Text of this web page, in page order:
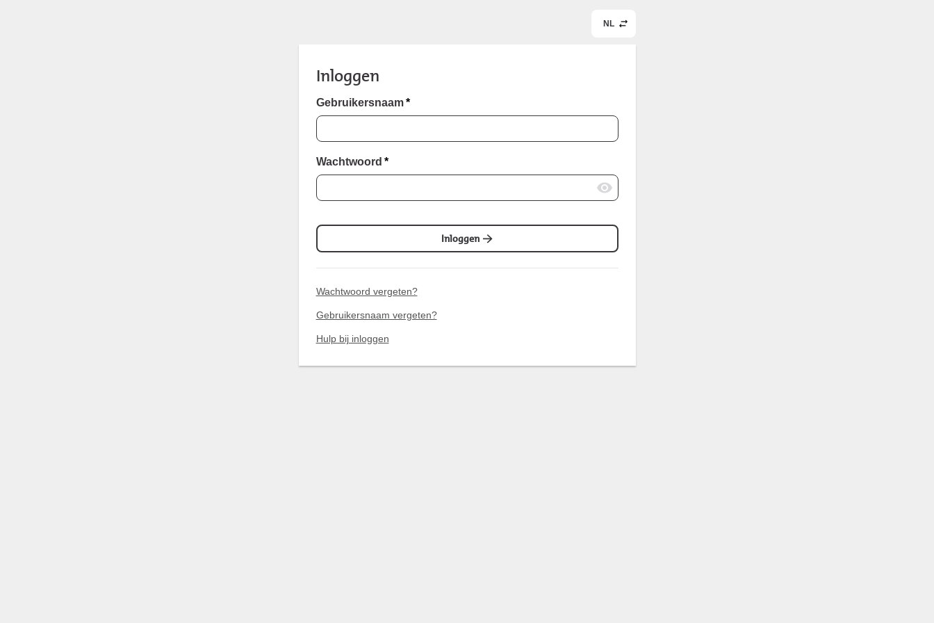
NL
Inloggen
Gebruikersnaam *
Wachtwoord *
Inloggen
Wachtwoord vergeten?
Gebruikersnaam vergeten?
Hulp bij inloggen